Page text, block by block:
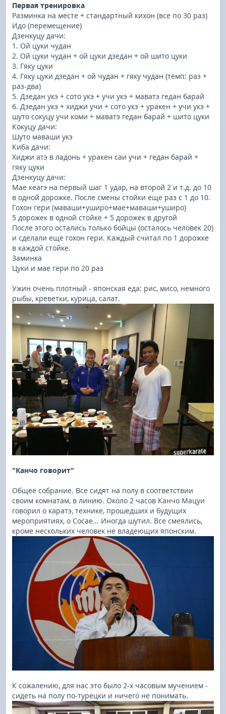
Первая тренировка
Разминка на месте + стандартный кихон (все по 30 раз)
Идо (перемещение)
Дзенкуцу дачи:
1. Ой цуки чудан
2. Ой цуки чудан + ой цуки дзедан + ой шито цуки
3. Гяку цуки
4. Гяку цуки дзедан + ой чудан + гяку чудан (темп: раз +
раз-два)
5. Дзедан укэ + сото укэ + учи укэ + маватэ гедан барай
6. Дзедан укэ + хиджи учи + сото укэ + уракен + учи укэ +
шуто сокуцу учи коми + маватэ гедан барай + шито цуки
Кокуцу дачи:
Шуто маваши укэ
Киба дачи:
Хиджи атэ в ладонь + уракен саи учи + гедан барай +
гяку цуки
Дзенкуцу дачи:
Мае кеагэ на первый шаг 1 удар, на второй 2 и т.д. до 10
в одной дорожке. После смены стойки еще раз с 1 до 10.
Гохон гери (маваши+уширо+мае+маваши+уширо)
5 дорожек в одной стойке + 5 дорожек в другой
После этого остались только бойцы (осталось человек 20)
и сделали еще гохон гери. Каждый считал по 1 дорожке
в каждой стойке.
Заминка
Цуки и мае гери по 20 раз
Ужин очень плотный - японская еда: рис, мисо, немного
рыбы, креветки, курица, салат.
"Канчо говорит"
Общее собрание. Все сидят на полу в соответствии
своим комнатам, в линию. Около 2 часов Канчо Мацуи
говорил о каратэ, технике, прошедших и будущих
мероприятиях, о Сосае... Иногда шутил. Все смеялись,
кроме нескольких человек не владеющих японским.
К сожалению, для нас это было 2-х часовым мучением -
сидеть на полу по-турецки и ничего не понимать.